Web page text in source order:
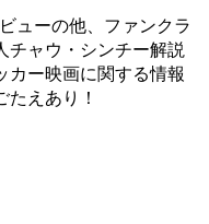
ューの他、ファンクラ
チャウ・シンチー解説
カー映画に関する情報
えあり！